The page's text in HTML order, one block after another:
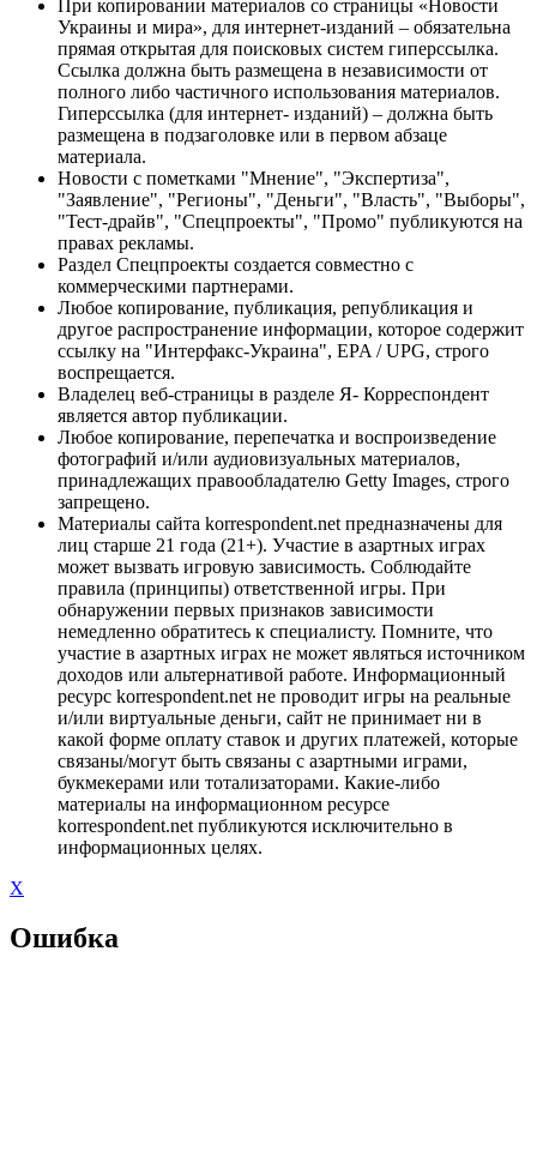
При копировании материалов со страницы «Новости
Украины и мира», для интернет-изданий – обязательна
прямая открытая для поисковых систем гиперссылка.
Ссылка должна быть размещена в независимости от
полного либо частичного использования материалов.
Гиперссылка (для интернет- изданий) – должна быть
размещена в подзаголовке или в первом абзаце
материала.
Новости с пометками "Мнение", "Экспертиза",
"Заявление", "Регионы", "Деньги", "Власть", "Выборы",
"Тест-драйв", "Спецпроекты", "Промо" публикуются на
правах рекламы.
Раздел Спецпроекты создается совместно с
коммерческими партнерами.
Любое копирование, публикация, републикация и
другое распространение информации, которое содержит
ссылку на "Интерфакс-Украина", EPA / UPG, строго
воспрещается.
Владелец веб-страницы в разделе Я- Корреспондент
является автор публикации.
Любое копирование, перепечатка и воспроизведение
фотографий и/или аудиовизуальных материалов,
принадлежащих правообладателю Getty Images, строго
запрещено.
Материалы сайта korrespondent.net предназначены для
лиц старше 21 года (21+). Участие в азартных играх
может вызвать игровую зависимость. Соблюдайте
правила (принципы) ответственной игры. При
обнаружении первых признаков зависимости
немедленно обратитесь к специалисту. Помните, что
участие в азартных играх не может являться источником
доходов или альтернативой работе. Информационный
ресурс korrespondent.net не проводит игры на реальные
и/или виртуальные деньги, сайт не принимает ни в
какой форме оплату ставок и других платежей, которые
связаны/могут быть связаны с азартными играми,
букмекерами или тотализаторами. Какие-либо
материалы на информационном ресурсе
korrespondent.net публикуются исключительно в
информационных целях.
X
Ошибка